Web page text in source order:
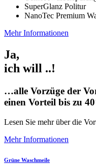
SuperGlanz Politur
NanoTec Premium
Mehr Informationen
Ja,
ich will ..!
…alle Vorzüge der
einen Vorteil bis zu
Lesen Sie mehr über die
Mehr Informationen
Grüne Waschmeile